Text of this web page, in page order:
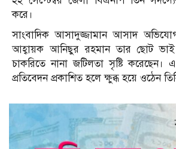
করে।
সাংবাদিক আসাদুজ্জামান আসাদ
আহ্বায়ক আনিছুর রহমান তার ছোট
চাকরিতে নানা জটিলতা সৃষ্টি করেছেন।
প্রতিবেদন প্রকাশিত হলে ক্ষুব্ধ হয়ে ওঠেন